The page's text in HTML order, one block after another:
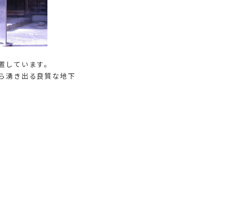
ています。
湧き出る良質な地下